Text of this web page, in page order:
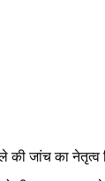
की जांच का नेतृत्‍व